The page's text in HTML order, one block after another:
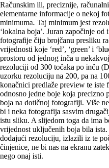
Računskim ili, preciznije,
elementarne informacije o nekoj
minimuma. Taj minimum jest
‘lokalna boja’. Juran započinje
fotografije čiju brojčanu presliku
vrijednosti koje ‘red’, ‘green’ i
prostoru od jednog inča u
rezoluciji od 300 točaka po inču
uzorku rezoluciju na 200, pa na
konačnici predlaže preview te
odnosno jedne boje koja
boja na dotičnoj fotografiji. Više
bi i neka fotografija sasvim
istu sliku. A slijedom toga da ima
vrijednost uključenih boja bila
dodajući rezoluciju, izlazili iz te
činjenice, ne bi nas na ekranu
nego onaj isti.